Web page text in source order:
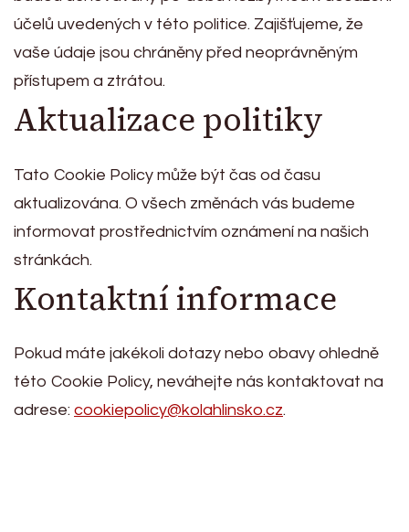
účelů uvedených v této politice. Zajišťujeme, že
vaše údaje jsou chráněny před neoprávněným
přístupem a ztrátou.
Aktualizace politiky
Tato Cookie Policy může být čas od času
aktualizována. O všech změnách vás budeme
informovat prostřednictvím oznámení na našich
stránkách.
Kontaktní informace
Pokud máte jakékoli dotazy nebo obavy ohledně
této Cookie Policy, neváhejte nás kontaktovat na
adrese: cookiepolicy@kolahlinsko.cz.